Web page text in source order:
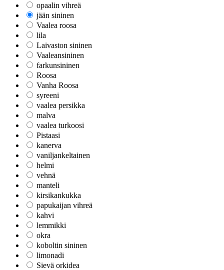
opaalin vihreä
jään sininen
Vaalea roosa
lila
Laivaston sininen
Vaaleansininen
farkunsininen
Roosa
Vanha Roosa
syreeni
vaalea persikka
malva
vaalea turkoosi
Pistaasi
kanerva
vaniljankeltainen
helmi
vehnä
manteli
kirsikankukka
papukaijan vihreä
kahvi
lemmikki
okra
koboltin sininen
limonadi
Sievä orkidea